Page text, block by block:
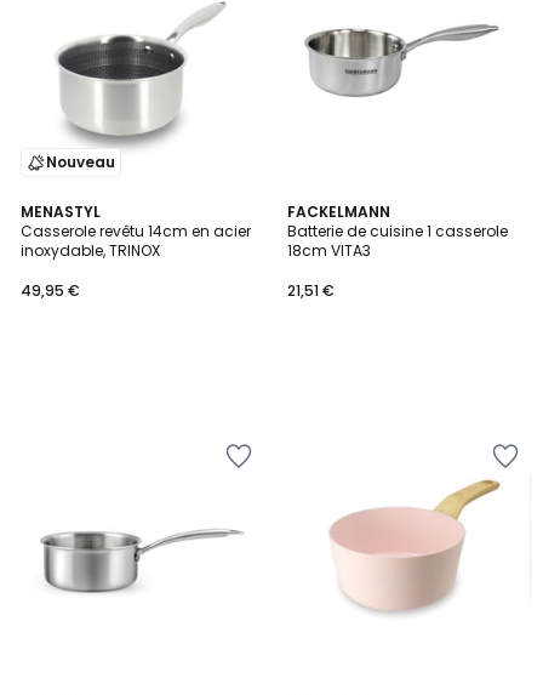
Nouveau
MENASTYL
Casserole revêtu 14cm en acier
inoxydable, TRINOX
49,95 €
FACKELMANN
Batterie de cuisine 1 casserole
18cm VITA3
21,51 €